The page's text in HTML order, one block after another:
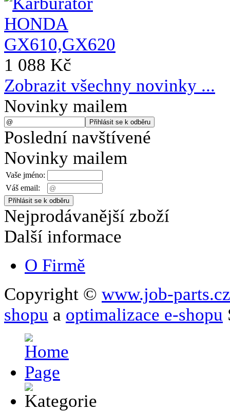
1 088 Kč
Zobrazit všechny novinky ...
Novinky mailem
Poslední navštívené
Novinky mailem
Vaše jméno:
Váš email:
Nejprodávanější zboží
Další informace
O Firmě
Copyright © www.job-parts.cz
shopu a optimalizace e-shopu